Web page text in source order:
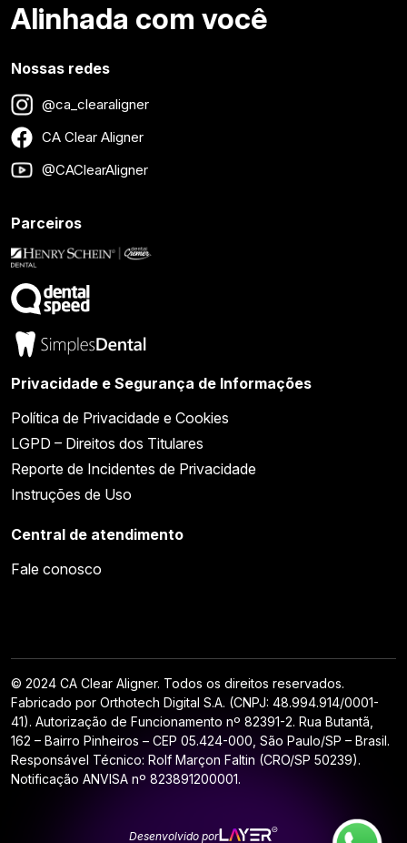
Alinhada com você
Nossas redes
@ca_clearaligner
CA Clear Aligner
@CAClearAligner
Parceiros
Privacidade e Segurança de Informações
Política de Privacidade e Cookies
LGPD – Direitos dos Titulares
Reporte de Incidentes de Privacidade
Instruções de Uso
Central de atendimento
Fale conosco
© 2024 CA Clear Aligner. Todos os direitos reservados.
Fabricado por Orthotech Digital S.A. (CNPJ: 48.994.914/0001-
41). Autorização de Funcionamento nº 82391-2. Rua Butantã,
162 – Bairro Pinheiros – CEP 05.424-000, São Paulo/SP – Brasil.
Responsável Técnico: Rolf Marçon Faltin (CRO/SP 50239).
Notificação ANVISA nº 823891200001.
Desenvolvido por